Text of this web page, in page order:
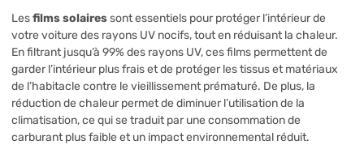
Lesfilms solairessont essentiels pour protéger l’intérieur de
votre voiture des rayons UV nocifs, tout en réduisant la chaleur.
En filtrant jusqu’à 99% des rayons UV, ces films permettent de
garder l’intérieur plus frais et de protéger les tissus et matériaux
de l’habitacle contre le vieillissement prématuré. De plus, la
réduction de chaleur permet de diminuer l’utilisation de la
climatisation, ce qui se traduit par une consommation de
carburant plus faible et un impact environnemental réduit.